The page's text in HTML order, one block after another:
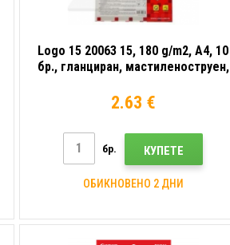
Logo 15 20063 15, 180 g/m2, A4, 10
бр., гланциран, мастиленоструен,
2.63 €
бр. КУПЕТЕ
ОБИКНОВЕНО 2 ДНИ